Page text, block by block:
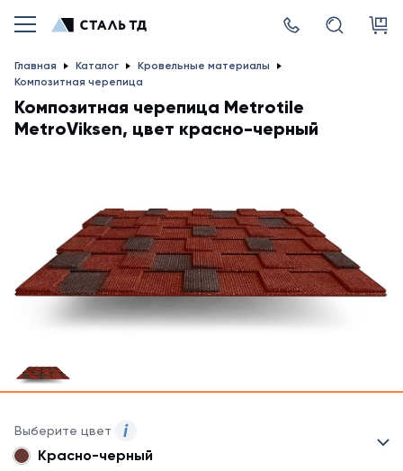
Главная Каталог
Кровельные материалы
Композитная черепица
Композитная черепица Metrotile
MetroViksen, цвет красно-черный
Выберите цвет
Для
Красно-черный